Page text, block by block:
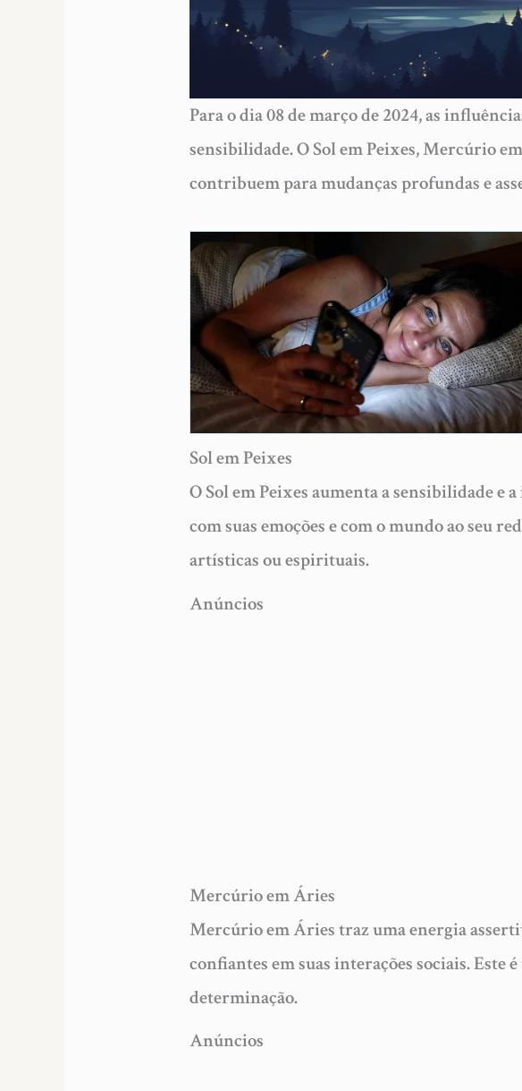
Para o dia 08 de março de 2024, as
sensibilidade. O Sol em Peixes, Mercúrio
contribuem para mudanças profundas e
Sol em Peixes
O Sol em Peixes aumenta a sensibilidade e
com suas emoções e com o mundo ao seu
artísticas ou espirituais.
Anúncios
Mercúrio em Áries
Mercúrio em Áries traz uma energia
confiantes em suas interações sociais.
determinação.
Anúncios